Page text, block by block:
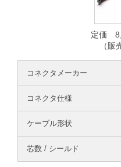
定価
（販
コネクタメーカー
コネクタ仕様
ケーブル形状
芯数 / シールド